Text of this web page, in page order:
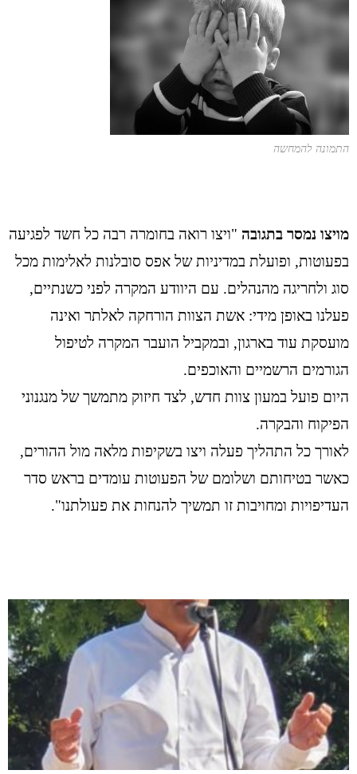
התמונה להמחשה
מויצו נמסר בתגובה "ויצו רואה בחומרה רבה כל חשד לפגיעה
בפעוטות, ופועלת במדיניות של אפס סובלנות לאלימות מכל
סוג ולחריגה מהנהלים. עם היוודע המקרה לפני כשנתיים,
פעלנו באופן מידי: אשת הצוות הורחקה לאלתר ואינה
מועסקת עוד בארגון, ובמקביל הועבר המקרה לטיפול
הגורמים הרשמיים והאוכפים.
היום פועל במעון צוות חדש, לצד חיזוק מתמשך של מנגנוני
הפיקוח והבקרה.
לאורך כל התהליך פעלה ויצו בשקיפות מלאה מול ההורים,
כאשר בטיחותם ושלומם של הפעוטות עומדים בראש סדר
העדיפויות ומחויבות זו תמשיך להנחות את פעולתנו".